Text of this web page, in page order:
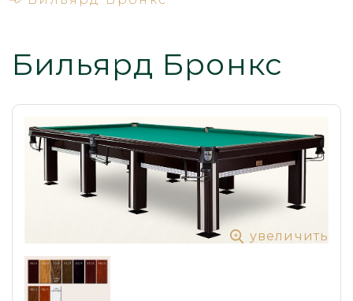
Бильярд Бронкс
увеличить